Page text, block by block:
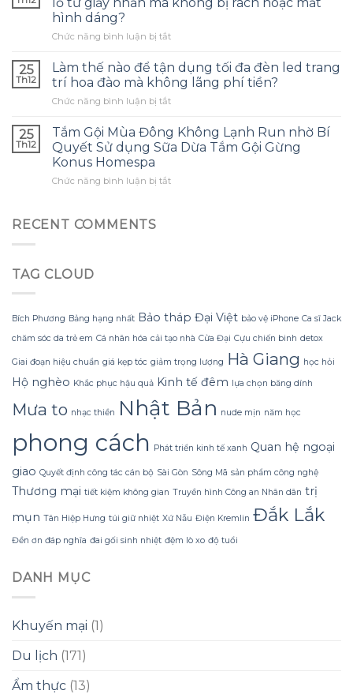
phù
và
tránh
những
sai
thường
gặp?
tinh
tràm
con
đây
là
tôi
ước
sớm
hình dáng?
Chức năng bình luận bị tắtở
thế
để
tạo
một
bông
lồ
hình
25
Th12
Làm thế nào để tận dụng tối đa đèn led trang
trí hoa đào mà không lãng phí tiền?
Chức năng bình luận bị tắtở
thế
nào
để
dụng
không
phí
25
Th12
Tắm Gội Mùa Đông Không Lạnh Run nhờ Bí
Quyết Sử dụng Sữa Dừa Tắm Gội Gừng
Konus Homespa
Chức năng bình luận bị tắtở
Quyết
dụng
Dừa
Tắm
Gừng
RECENT COMMENTS
TAG CLOUD
Bích Phương Bảng hạng nhất Bảo tháp Đại Việt bảo vệ iPhone Ca sĩ Jack
chăm sóc da trẻ em Cá nhân hóa cải tạo nhà Cửa Đại Cựu chiến binh detox
Giai đoạn hiệu chuẩn giá kẹp tóc giảm trọng lượng Hà Giang học hỏi
Hộ nghèo Khắc phục hậu quả Kinh tế đêm lựa chọn băng dính
Mưa to nhạc thiền Nhật Bản nude mịn năm học
phong cách Phát triển kinh tế xanh Quan hệ ngoại
giao Quyết định công tác cán bộ Sài Gòn Sông Mã sản phẩm công nghệ
Thương mại tiết kiệm không gian Truyền hình Công an Nhân dân trị
mụn Tân Hiệp Hưng túi giữ nhiệt Xứ Nẫu Điện Kremlin Đắk Lắk
Đền ơn đáp nghĩa đai gối sinh nhiệt đệm lò xo độ tuổi
DANH MỤC
Khuyến mại (1)
Du lịch (171)
Ẩm thực (13)